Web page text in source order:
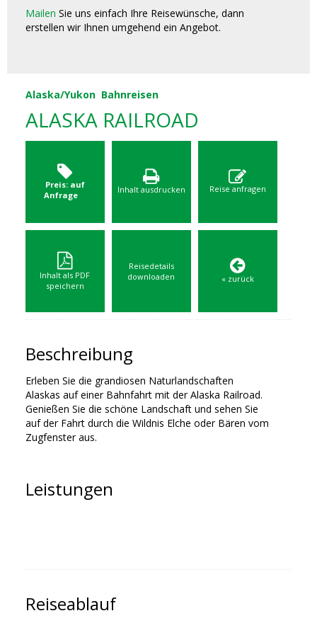
Mailen Sie uns einfach Ihre Reisewünsche, dann
erstellen wir Ihnen umgehend ein Angebot.
Alaska/Yukon Bahnreisen
ALASKA RAILROAD
Preis: auf
Anfrage
Inhalt ausdrucken Reise anfragen
Inhalt als PDF
speichern
Reisedetails
downloaden
« zurück
Beschreibung
Erleben Sie die grandiosen Naturlandschaften
Alaskas auf einer Bahnfahrt mit der Alaska Railroad.
Genießen Sie die schöne Landschaft und sehen Sie
auf der Fahrt durch die Wildnis Elche oder Bären vom
Zugfenster aus.
Leistungen
Reiseablauf